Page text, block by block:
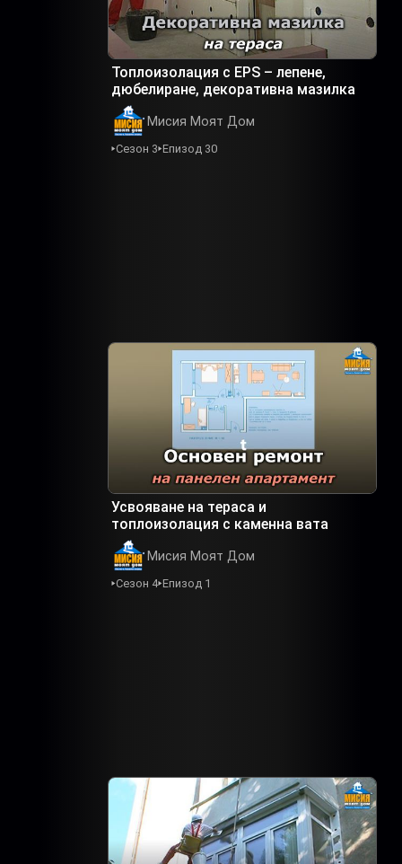
Топлоизолация с EPS – лепене,
дюбелиране, декоративна мазилка
Мисия Моят Дом
Сезон 3 Епизод 30
Усвояване на тераса и
топлоизолация с каменна вата
Мисия Моят Дом
Сезон 4 Епизод 1